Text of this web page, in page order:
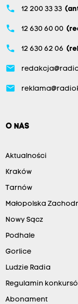
phone 12 200 33 33
phone 12 630 60 00
phone 12 630 62 06
email
email
O NAS
Aktualności
Kraków
Tarnów
Małopolska
Nowy Sącz
Podhale
Gorlice
Ludzie Radia
Regulamin
Abonament